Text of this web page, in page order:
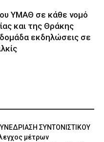
ΥΜΑΘ σε κάθε νομό
και της Θράκης
εκδηλώσεις σε
ΣΥΝΤΟΝΙΣΤΙΚΟΥ
μέτρων